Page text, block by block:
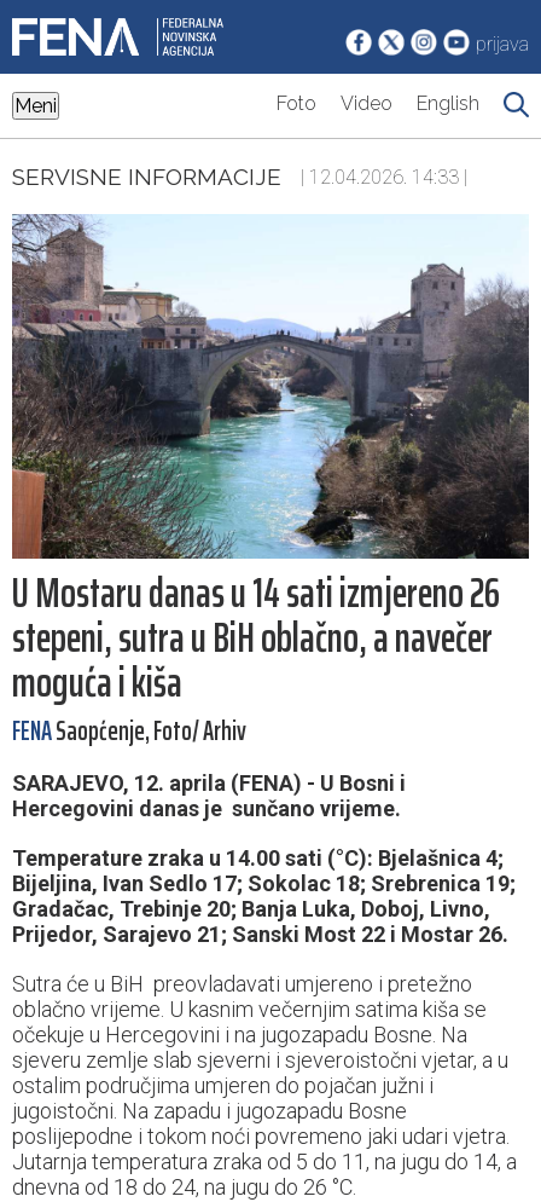
prijava
Meni Foto Video English
SERVISNE INFORMACIJE | 12.04.2026. 14:33 |
U Mostaru danas u 14 sati izmjereno 26
stepeni, sutra u BiH oblačno, a navečer
moguća i kiša
FENASaopćenje, Foto/ Arhiv
SARAJEVO, 12. aprila (FENA) - U Bosni i
Hercegovini danas je sunčano vrijeme.
Temperature zraka u 14.00 sati (°C): Bjelašnica 4;
Bijeljina, Ivan Sedlo 17; Sokolac 18; Srebrenica 19;
Gradačac, Trebinje 20; Banja Luka, Doboj, Livno,
Prijedor, Sarajevo 21; Sanski Most 22 i Mostar 26.
Sutra će u BiH preovladavati umjereno i pretežno
oblačno vrijeme. U kasnim večernjim satima kiša se
očekuje u Hercegovini i na jugozapadu Bosne. Na
sjeveru zemlje slab sjeverni i sjeveroistočni vjetar, a u
ostalim područjima umjeren do pojačan južni i
jugoistočni. Na zapadu i jugozapadu Bosne
poslijepodne i tokom noći povremeno jaki udari vjetra.
Jutarnja temperatura zraka od 5 do 11, na jugu do 14, a
dnevna od 18 do 24, na jugu do 26 °C.